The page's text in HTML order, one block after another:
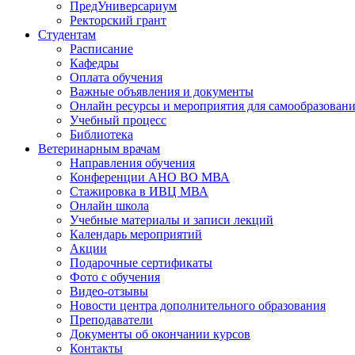
ПредУниверсариум
Ректорский грант
Студентам
Расписание
Кафедры
Оплата обучения
Важные объявления и документы
Онлайн ресурсы и мероприятия для
Учебный процесс
Библиотека
Ветеринарным врачам
Направления обучения
Конференции АНО ВО МВА
Стажировка в ИВЦ МВА
Онлайн школа
Учебные материалы и записи лекций
Календарь мероприятий
Акции
Подарочные сертификаты
Фото с обучения
Видео-отзывы
Новости центра дополнительного образования
Преподаватели
Документы об окончании курсов
Контакты